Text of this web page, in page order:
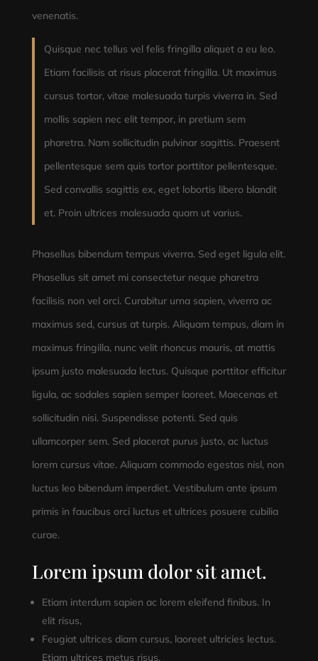
venenatis.
Quisque nec tellus vel felis fringilla aliquet a eu leo.
Etiam facilisis at risus placerat fringilla. Ut maximus
cursus tortor, vitae malesuada turpis viverra in. Sed
mollis sapien nec elit tempor, in pretium sem
pharetra. Nam sollicitudin pulvinar sagittis. Praesent
pellentesque sem quis tortor porttitor pellentesque.
Sed convallis sagittis ex, eget lobortis libero blandit
et. Proin ultrices malesuada quam ut varius.
Phasellus bibendum tempus viverra. Sed eget ligula elit.
Phasellus sit amet mi consectetur neque pharetra
facilisis non vel orci. Curabitur urna sapien, viverra ac
maximus sed, cursus at turpis. Aliquam tempus, diam in
maximus fringilla, nunc velit rhoncus mauris, at mattis
ipsum justo malesuada lectus. Quisque porttitor efficitur
ligula, ac sodales sapien semper laoreet. Maecenas et
sollicitudin nisi. Suspendisse potenti. Sed quis
ullamcorper sem. Sed placerat purus justo, ac luctus
lorem cursus vitae. Aliquam commodo egestas nisl, non
luctus leo bibendum imperdiet. Vestibulum ante ipsum
primis in faucibus orci luctus et ultrices posuere cubilia
curae.
Lorem ipsum dolor sit amet.
Etiam interdum sapien ac lorem eleifend finibus. In
elit risus,
Feugiat ultrices diam cursus, laoreet ultricies lectus.
Etiam ultrices metus risus,